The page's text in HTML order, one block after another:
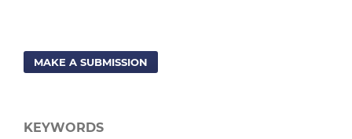
MAKE A SUBMISSION
KEYWORDS